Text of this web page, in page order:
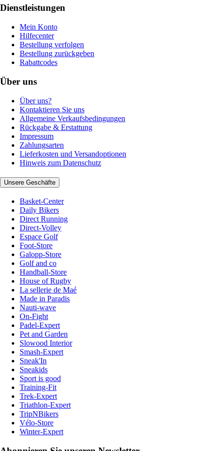
Dienstleistungen
Mein Konto
Hilfecenter
Bestellung verfolgen
Bestellung zurückgeben
Rabattcodes
Über uns
Über uns?
Kontaktieren Sie uns
Allgemeine Verkaufsbedingungen
Rückgabe & Erstattung
Impressum
Zahlungsarten
Lieferkosten und Versandoptionen
Hinweis zum Datenschutz
Unsere Geschäfte
Basket-Center
Daily Bikers
Direct Running
Direct-Volley
Espace Golf
Foot-Store
Galopp-Store
Golf and co
Handball-Store
House of Rugby
La sellerie de Maé
Made in Paradis
Nauti-wave
On-Fight
Padel-Expert
Pet and Garden
Slowood Interior
Smash-Expert
Sneak'In
Sneakids
Sport is good
Training-Fit
Trek-Expert
Triathlon-Expert
TripNBikers
Vélo-Store
Winter-Expert